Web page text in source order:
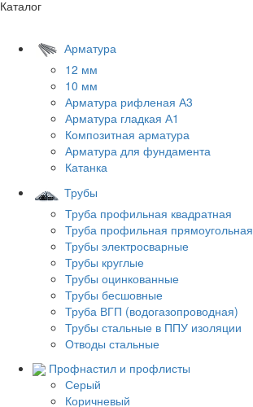
Каталог
Арматура
12 мм
10 мм
Арматура рифленая А3
Арматура гладкая А1
Композитная арматура
Арматура для фундамента
Катанка
Трубы
Труба профильная квадратная
Труба профильная прямоугольная
Трубы электросварные
Трубы круглые
Трубы оцинкованные
Трубы бесшовные
Труба ВГП (водогазопроводная)
Трубы стальные в ППУ изоляции
Отводы стальные
Профнастил и профлисты
Серый
Коричневый